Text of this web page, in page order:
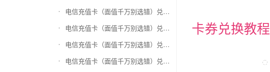
电信充值卡（面值千万别选错）兑换瑞祥商联卡
电信充值卡（面值千万别选错）兑换家乐福超市卡
电信充值卡（面值千万别选错）兑换Q币卡
电信充值卡（面值千万别选错）兑换联通积分Q币
卡券兑换教程